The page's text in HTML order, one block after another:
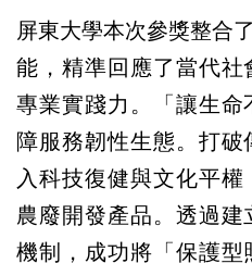
屏東大學本次參獎整合
能，精準回應了當代
專業實踐力。「讓生
障服務韌性生態。打
入科技復健與文化平
農廢開發產品。透過
機制，成功將「保護